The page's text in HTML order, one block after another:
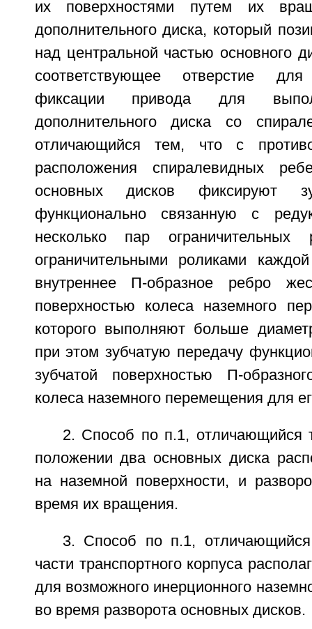
их поверхностями путем их
дополнительного диска, который
над центральной частью основного
соответствующее отверстие
фиксации привода для
дополнительного диска со
отличающийся тем, что с
расположения спиралевидных
основных дисков фиксируют
функционально связанную с
несколько пар
ограничительными роликами
внутреннее П-образное ребро
поверхностью колеса наземного
которого выполняют больше
при этом зубчатую передачу
зубчатой поверхностью П-
колеса наземного перемещения для
2. Способ по п.1, отличающийся
положении два основных диска
на наземной поверхности, и
время их вращения.
3. Способ по п.1,
части транспортного корпуса
для возможного инерционного
во время разворота основных дисков.